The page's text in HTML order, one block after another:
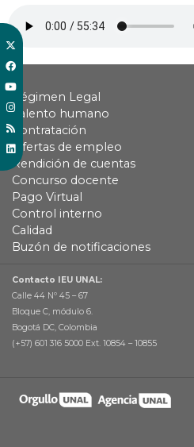
Régimen Legal
Talento humano
Contratación
Ofertas de empleo
Rendición de cuentas
Concurso docente
Pago Virtual
Control interno
Calidad
Buzón de notificaciones
Contacto IEU UNAL:
Calle 44 Nº 45 – 67
Bloque C, módulo 6.
Bogotá DC, Colombia
(+57) 601 316 5000 Ext. 10854 – 10855